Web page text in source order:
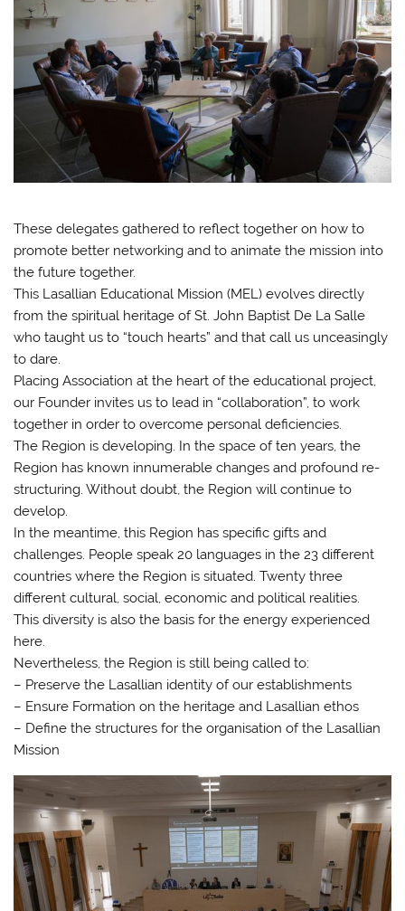
These delegates gathered to reflect together on how to
promote better networking and to animate the mission into
the future together.
This Lasallian Educational Mission (MEL) evolves directly
from the spiritual heritage of St. John Baptist De La Salle
who taught us to “touch hearts” and that call us unceasingly
to dare.
Placing Association at the heart of the educational project,
our Founder invites us to lead in “collaboration”, to work
together in order to overcome personal deficiencies.
The Region is developing. In the space of ten years, the
Region has known innumerable changes and profound re-
structuring. Without doubt, the Region will continue to
develop.
In the meantime, this Region has specific gifts and
challenges. People speak 20 languages in the 23 different
countries where the Region is situated. Twenty three
different cultural, social, economic and political realities.
This diversity is also the basis for the energy experienced
here.
Nevertheless, the Region is still being called to:
– Preserve the Lasallian identity of our establishments
– Ensure Formation on the heritage and Lasallian ethos
– Define the structures for the organisation of the Lasallian
Mission